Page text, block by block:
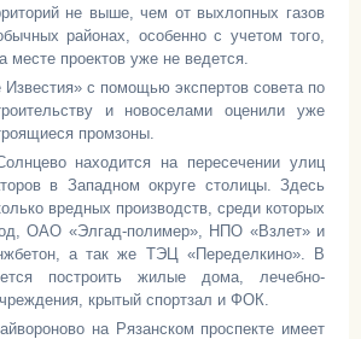
не выше, чем от выхлопных газов
районах, особенно с учетом того,
месте проектов уже не ведется.
с помощью экспертов совета по
и новоселами оценили уже
промзоны.
находится на пересечении улиц
в Западном округе столицы. Здесь
вредных производств, среди которых
ОАО «Элгад-полимер», НПО «Взлет» и
а так же ТЭЦ «Переделкино». В
построить жилые дома, лечебно-
крытый спортзал и ФОК.
на Рязанском проспекте имеет